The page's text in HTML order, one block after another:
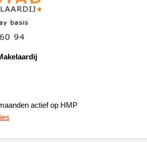
actief op HMP